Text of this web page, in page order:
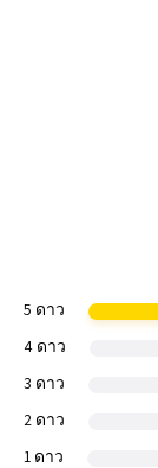
5 ดาว
4 ดาว
3 ดาว
2 ดาว
1 ดาว